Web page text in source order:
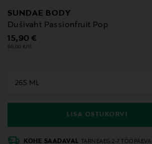
SUNDAE BODY
Dušivaht Passionfruit Pop
Original Price
15,90 €
60,00 €/1l
LISA OSTUKORVI
KOHE SAADAVAL TARNEAEG 2-7 TÖÖPÄEVA